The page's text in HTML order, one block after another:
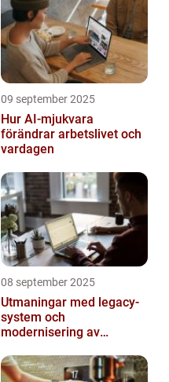
09 september 2025
Hur AI-mjukvara
förändrar arbetslivet och
vardagen
08 september 2025
Utmaningar med legacy-
system och
modernisering av